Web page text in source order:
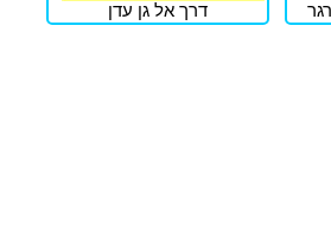
דרך אל גן עדן